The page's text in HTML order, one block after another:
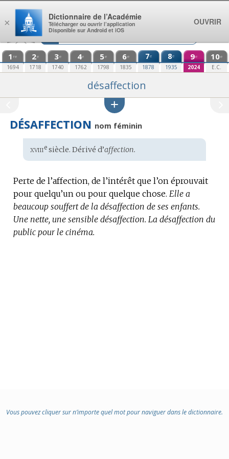
Aller au contenu
1 re
1694
2e
1718
3e
1740
4e
1762
5e
1798
6e
1835
7e
1878
8e
1935
9e
2024
10e
E.C.
désaffection
DÉSAFFECTION nom féminin
Étymologie
:
xviiiesiècle. Dérivé d’affection.
Perte de l’affection, de l’intérêt que l’on éprouvait
pour quelqu’un ou pour quelque chose. Elle a
beaucoup souffert de la désaffection de ses enfants.
Une nette, une sensible désaffection. La désaffection du
public pour le cinéma.
Vous pouvez cliquer sur n’importe quel mot pour naviguer dans le dictionnaire.
×
Dictionnaire de l’Académie
Télécharger ou ouvrir l’application
Disponible sur Android et iOS
OUVRIR